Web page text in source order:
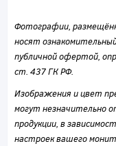
Фотографии,
носят
публичной офертой,
ст. 437 ГК РФ.
Изображения и цвет
могут незначительно
продукции, в
настроек вашего